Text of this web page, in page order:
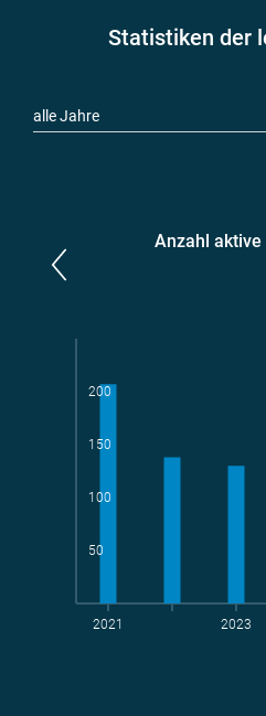
Statistiken der
alle Jahre
-
Anzahl aktive
2021 2023
50
100
150
200